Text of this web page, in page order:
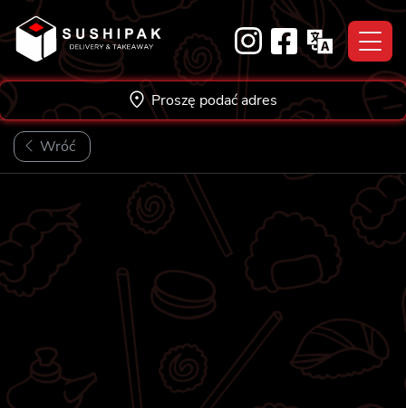
to
content
Proszę podać adres
Wróć